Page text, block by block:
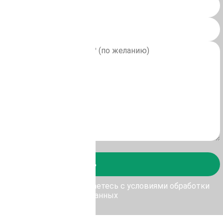
Отправить
Отправить, Вы соглашаетесь с условиями обработки
персональных данных